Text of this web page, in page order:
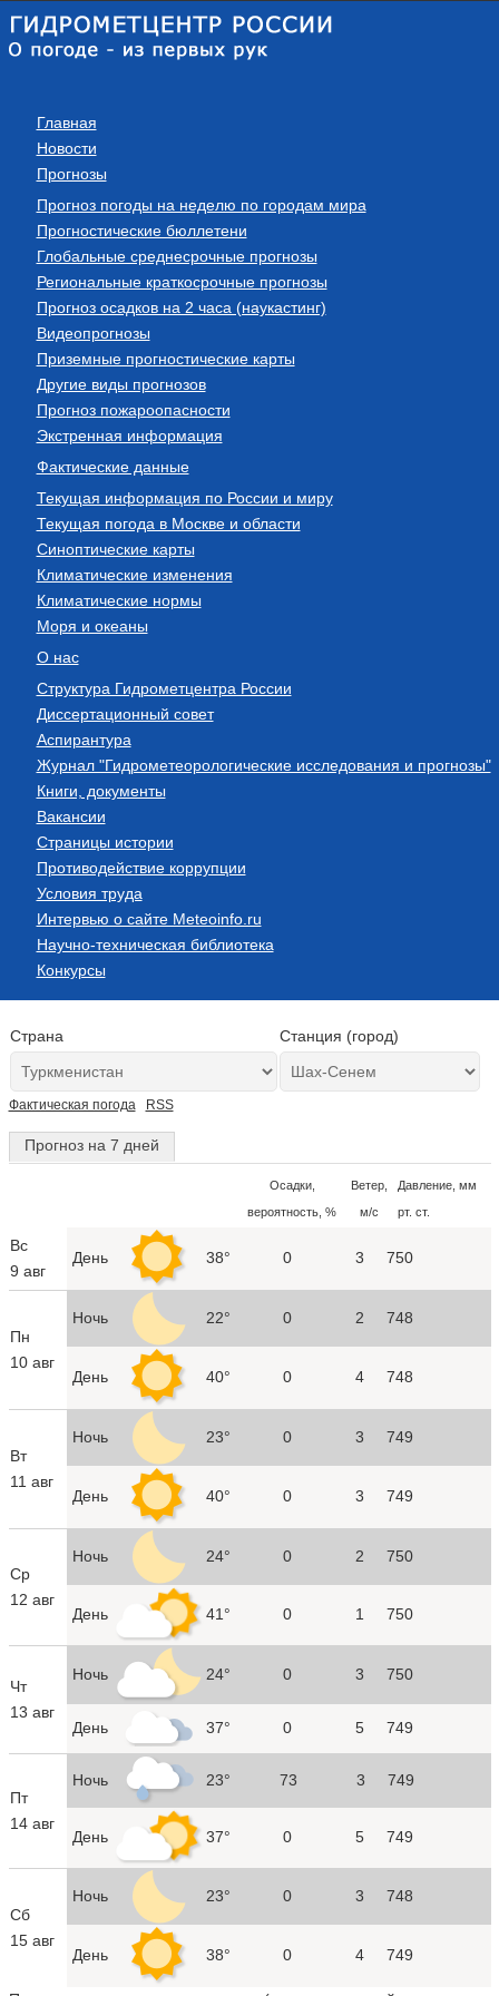
Главная
Новости
Прогнозы
Прогноз погоды на неделю по городам мира
Прогностические бюллетени
Глобальные среднесрочные прогнозы
Региональные краткосрочные прогнозы
Прогноз осадков на 2 часа (наукастинг)
Видеопрогнозы
Приземные прогностические карты
Другие виды прогнозов
Прогноз пожароопасности
Экстренная информация
Фактические данные
Текущая информация по России и миру
Текущая погода в Москве и области
Синоптические карты
Климатические изменения
Климатические нормы
Моря и океаны
О нас
Структура Гидрометцентра России
Диссертационный совет
Аспирантура
Журнал "Гидрометеорологические исследования и прогнозы"
Книги, документы
Вакансии
Страницы истории
Противодействие коррупции
Условия труда
Интервью о сайте Meteoinfo.ru
Научно-техническая библиотека
Конкурсы
Страна Станция (город)
Фактическая погода RSS
Прогноз на 7 дней
Осадки,
вероятность, %
Ветер,
м/с
Давление, мм
рт. ст.
Вс
9 авг
День 38° 0 3 750
Пн
10 авг
Ночь 22° 0 2 748
День 40° 0 4 748
Вт
11 авг
Ночь 23° 0 3 749
День 40° 0 3 749
Ср
12 авг
Ночь 24° 0 2 750
День 41° 0 1 750
Чт
13 авг
Ночь 24° 0 3 750
День 37° 0 5 749
Пт
14 авг
Ночь 23° 73 3 749
День 37° 0 5 749
Сб
15 авг
Ночь 23° 0 3 748
День 38° 0 4 749